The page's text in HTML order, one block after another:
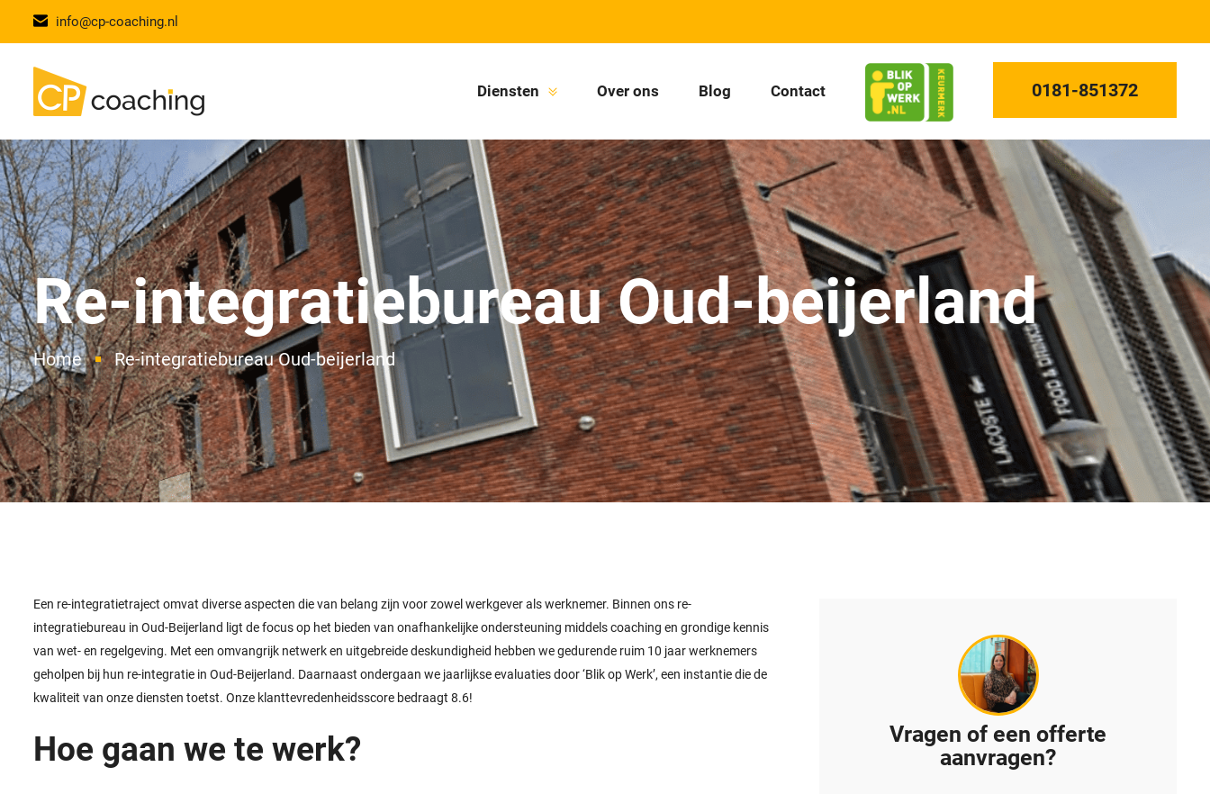
info@cp-coaching.nl
Diensten Over ons Blog Contact 0181-851372
Re-integratiebureau Oud-beijerland
Home Re-integratiebureau Oud-beijerland
Een re-integratietraject omvat diverse aspecten die van belang zijn voor zowel werkgever als werknemer. Binnen ons re-
integratiebureau in Oud-Beijerland ligt de focus op het bieden van onafhankelijke ondersteuning middels coaching en grondige kennis
van wet- en regelgeving. Met een omvangrijk netwerk en uitgebreide deskundigheid hebben we gedurende ruim 10 jaar werknemers
geholpen bij hun re-integratie in Oud-Beijerland. Daarnaast ondergaan we jaarlijkse evaluaties door ‘Blik op Werk’, een instantie die de
kwaliteit van onze diensten toetst. Onze klanttevredenheidsscore bedraagt 8.6!
Hoe gaan we te werk?
Vragen of een offerte
aanvragen?